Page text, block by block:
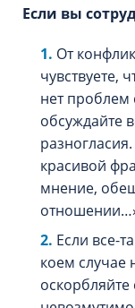
Если вы
От
чувствуете,
нет проблем
обсуждайте
красивой
мнение,
Если все-
коем случае
оскорбляйте